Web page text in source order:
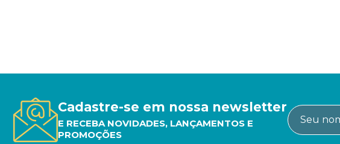
Cadastre-se em nossa newsletter
E RECEBA NOVIDADES, LANÇAMENTOS E
PROMOÇÕES